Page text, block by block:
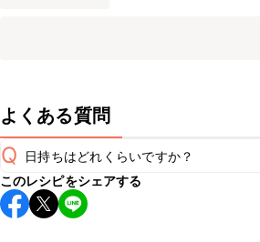
よくある質問
Q 日持ちはどれくらいですか？
保存期間は常温で2~3日が目安です。な
し上がりください。
このレシピをシェアする